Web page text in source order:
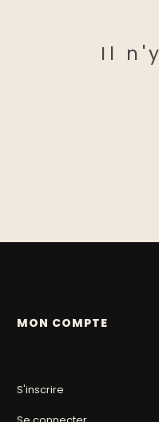
Il
MON COMPTE
S'inscrire